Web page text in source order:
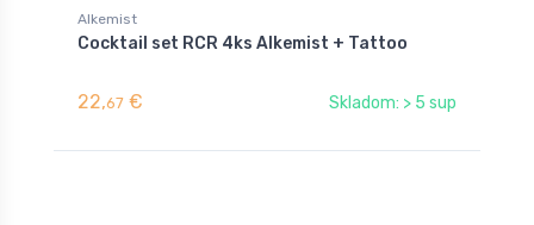
Alkemist
Cocktail set RCR 4ks Alkemist + Tattoo
22,67 € Skladom: > 5 sup